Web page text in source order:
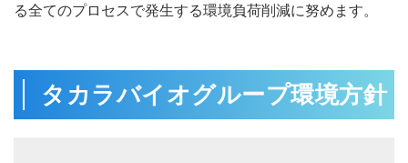
る全てのプロセスで発生する環境負荷削減に努めます。
タカラバイオグループ環境方針